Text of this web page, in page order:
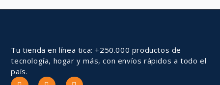
Tu tienda en línea tica: +250.000 productos de
tecnología, hogar y más, con envíos rápidos a todo el
país.